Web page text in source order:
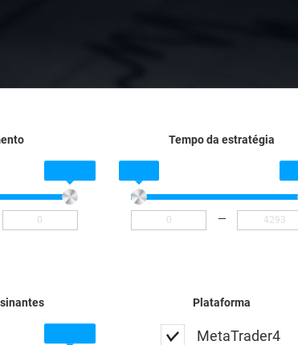
Tempo da estratégia
—
Plataforma
MetaTrader4